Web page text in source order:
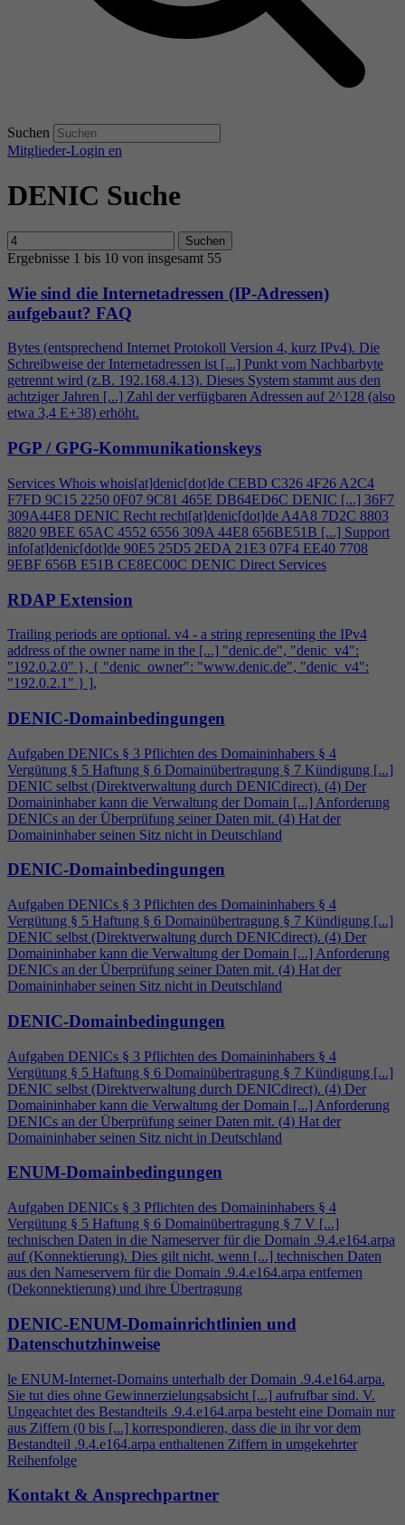
Suchen
Mitglieder-Login en
DENIC Suche
Suchen
Ergebnisse 1 bis 10 von insgesamt 55
Wie sind die Internetadressen (IP-Adressen)
aufgebaut? FAQ
Bytes (entsprechend Internet Protokoll Version 4, kurz IPv4). Die
Schreibweise der Internetadressen ist [...] Punkt vom Nachbarbyte
getrennt wird (z.B. 192.168.4.13). Dieses System stammt aus den
achtziger Jahren [...] Zahl der verfügbaren Adressen auf 2^128 (also
etwa 3,4 E+38) erhöht.
PGP / GPG-Kommunikationskeys
Services Whois whois[at]denic[dot]de CEBD C326 4F26 A2C4
F7FD 9C15 2250 0F07 9C81 465E DB64ED6C DENIC [...] 36F7
309A44E8 DENIC Recht recht[at]denic[dot]de A4A8 7D2C 8803
8820 9BEE 65AC 4552 6556 309A 44E8 656BE51B [...] Support
info[at]denic[dot]de 90E5 25D5 2EDA 21E3 07F4 EE40 7708
9EBF 656B E51B CE8EC00C DENIC Direct Services
RDAP Extension
Trailing periods are optional. v4 - a string representing the IPv4
address of the owner name in the [...] "denic.de", "denic_v4":
"192.0.2.0" }, { "denic_owner": "www.denic.de", "denic_v4":
"192.0.2.1" } ],
DENIC-Domainbedingungen
Aufgaben DENICs § 3 Pflichten des Domaininhabers § 4
Vergütung § 5 Haftung § 6 Domainübertragung § 7 Kündigung [...]
DENIC selbst (Direktverwaltung durch DENICdirect). (4) Der
Domaininhaber kann die Verwaltung der Domain [...] Anforderung
DENICs an der Überprüfung seiner Daten mit. (4) Hat der
Domaininhaber seinen Sitz nicht in Deutschland
DENIC-Domainbedingungen
Aufgaben DENICs § 3 Pflichten des Domaininhabers § 4
Vergütung § 5 Haftung § 6 Domainübertragung § 7 Kündigung [...]
DENIC selbst (Direktverwaltung durch DENICdirect). (4) Der
Domaininhaber kann die Verwaltung der Domain [...] Anforderung
DENICs an der Überprüfung seiner Daten mit. (4) Hat der
Domaininhaber seinen Sitz nicht in Deutschland
DENIC-Domainbedingungen
Aufgaben DENICs § 3 Pflichten des Domaininhabers § 4
Vergütung § 5 Haftung § 6 Domainübertragung § 7 Kündigung [...]
DENIC selbst (Direktverwaltung durch DENICdirect). (4) Der
Domaininhaber kann die Verwaltung der Domain [...] Anforderung
DENICs an der Überprüfung seiner Daten mit. (4) Hat der
Domaininhaber seinen Sitz nicht in Deutschland
ENUM-Domainbedingungen
Aufgaben DENICs § 3 Pflichten des Domaininhabers § 4
Vergütung § 5 Haftung § 6 Domainübertragung § 7 V [...]
technischen Daten in die Nameserver für die Domain .9.4.e164.arpa
auf (Konnektierung). Dies gilt nicht, wenn [...] technischen Daten
aus den Nameservern für die Domain .9.4.e164.arpa entfernen
(Dekonnektierung) und ihre Übertragung
DENIC-ENUM-Domainrichtlinien und
Datenschutzhinweise
le ENUM-Internet-Domains unterhalb der Domain .9.4.e164.arpa.
Sie tut dies ohne Gewinnerzielungsabsicht [...] aufrufbar sind. V.
Ungeachtet des Bestandteils .9.4.e164.arpa besteht eine Domain nur
aus Ziffern (0 bis [...] korrespondieren, dass die in ihr vor dem
Bestandteil .9.4.e164.arpa enthaltenen Ziffern in umgekehrter
Reihenfolge
Kontakt & Ansprechpartner